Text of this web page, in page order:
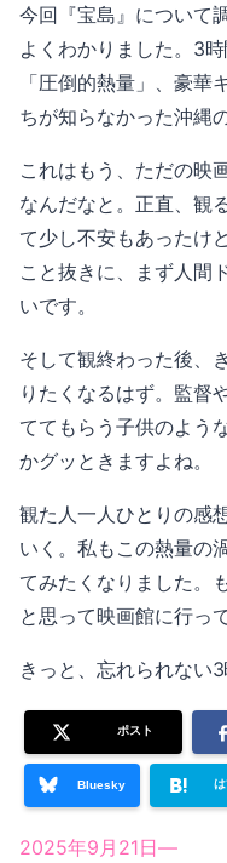
今回『宝島』について
よくわかりました。3
「圧倒的熱量」、豪華
ちが知らなかった沖縄
これはもう、ただの映
なんだなと。正直、観
て少し不安もあったけ
こと抜きに、まず人間
いです。
そして観終わった後、
りたくなるはず。監督
ててもらう子供のよう
かグッときますよね。
観た人一人ひとりの感
いく。私もこの熱量の
てみたくなりました。
と思って映画館に行っ
きっと、忘れられない3
ポスト
Bluesky
2025年9月21日—